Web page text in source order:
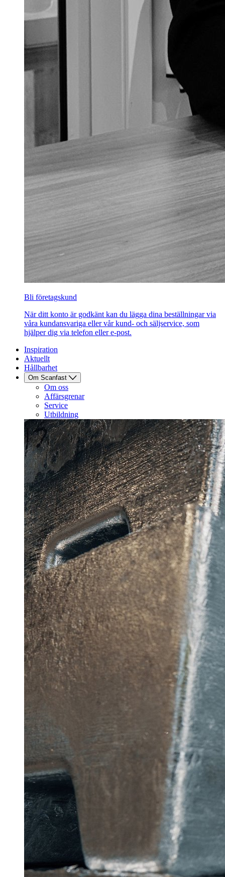
Bli företagskund
När ditt konto är godkänt kan du lägga dina beställningar via
våra kundansvariga eller vår kund- och säljservice, som
hjälper dig via telefon eller e-post.
Inspiration
Aktuellt
Hållbarhet
Om Scanfast
Om oss
Affärsgrenar
Service
Utbildning